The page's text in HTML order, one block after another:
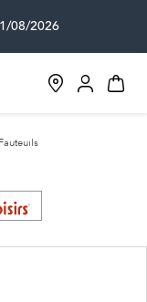
08/2026